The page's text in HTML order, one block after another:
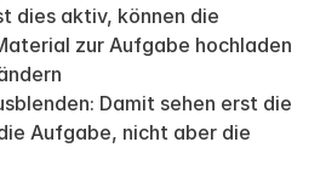
dies aktiv, können die
zur Aufgabe hochladen
Damit sehen erst die
Aufgabe, nicht aber die